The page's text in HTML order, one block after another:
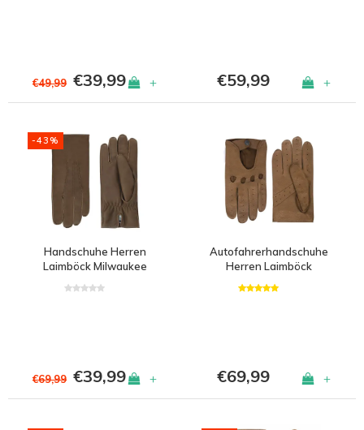
€49,99 €39,99 + €59,99 +
-43%
Handschuhe Herren
Laimböck Milwaukee
€69,99 €39,99 +
Autofahrerhandschuhe
Herren Laimböck
€69,99 +